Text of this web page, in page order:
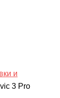
и
3 Pro